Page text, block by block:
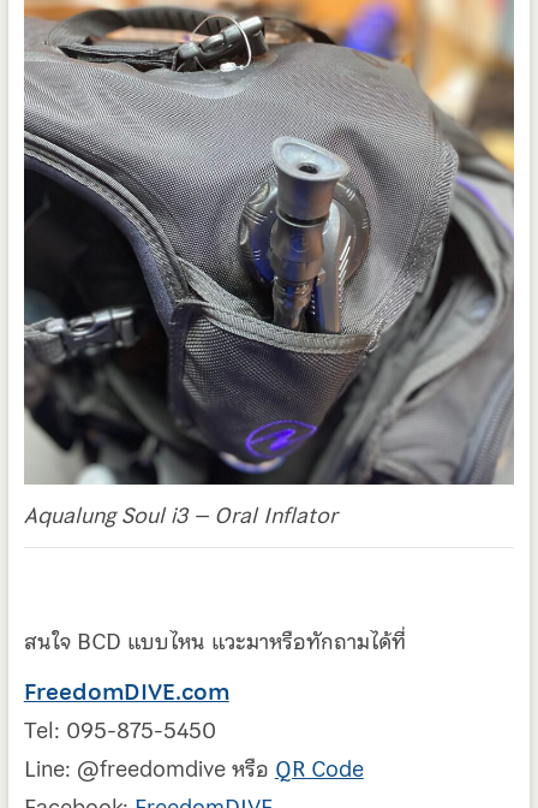
Aqualung Soul i3 – Oral Inflator
สนใจ BCD แบบไหน แวะมาหรือทักถามได้ที่
FreedomDIVE.com
Tel: 095-875-5450
Line: @freedomdive หรือ QR Code